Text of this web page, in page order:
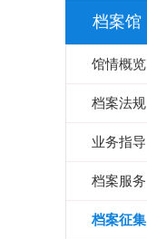
档案馆
馆情概览
档案法规
业务指导
档案服务
档案征集